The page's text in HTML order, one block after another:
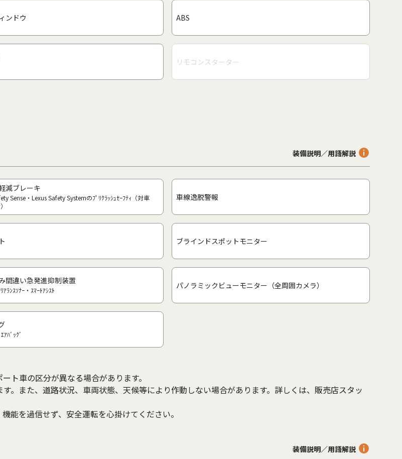
ンドウ ABS
リモコンスターター
装備説明／用語解説
減ブレーキ
Sense・Lexus Safety Systemのﾌﾟﾘｸﾗｯｼｭｾｰﾌﾃｨ（対車
車線逸脱警報
ブラインドスポットモニター
間違い急発進抑制装置
ｱﾗﾝｽｿﾅｰ・ｽﾏｰﾄｱｼｽﾄ パノラミックビューモニター（全周囲カメラ）
ｱﾊﾞｯｸﾞ
ト車の区分が異なる場合があります。
。また、道路状況、車両状態、天候等により作動しない場合があります。詳しくは、販売店スタッ
能を過信せず、安全運転を心掛けてください。
装備説明／用語解説